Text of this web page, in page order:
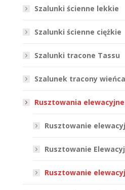
Szalunki ścienne lekkie
Szalunki ścienne ciężkie
Szalunki tracone Tassu
Szalunek tracony wieńca
Rusztowania
Rusztowanie
Rusztowanie
Rusztowanie